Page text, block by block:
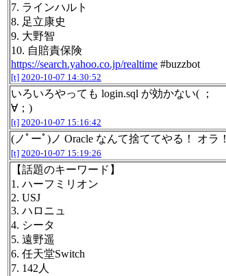
7. ラインハルト
8. 足立康史
9. 大野智
10. 自賠責保険
https://search.yahoo.co.jp/realtime #buzzbot
[t] 2020-10-07 14:30:52
いろいろやっても login.sql が効かない( ；
∀；)
[t] 2020-10-07 15:16:42
(ノﾟーﾟ)ノ Oracle なんて捨ててやる！ オラ！
[t] 2020-10-07 15:19:26
【話題のキーワード】
1. ハーフミリオン
2. USJ
3. ハロニュ
4. シータ
5. 遠野遥
6. 任天堂Switch
7. 142人